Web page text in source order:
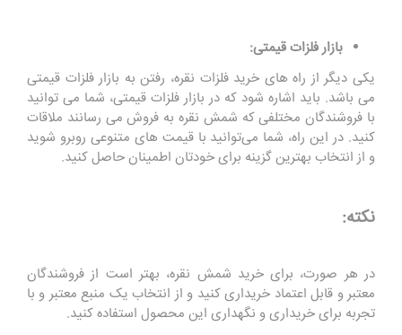
بازار فلزات قیمتی:
یکی دیگر از راه های خرید فلزات نقره، رفتن به بازار فلزات قیمتی
می باشد. باید اشاره شود که در بازار فلزات قیمتی، شما می ‌توانید
با فروشندگان مختلفی که شمش نقره به فروش می ‌رسانند ملاقات
کنید. در این راه، شما می‌توانید با قیمت‌ های متنوعی روبرو شوید
و از انتخاب بهترین گزینه برای خودتان اطمینان حاصل کنید.
نکته:
در هر صورت، برای خرید شمش نقره، بهتر است از فروشندگان
معتبر و قابل اعتماد خریداری کنید و از انتخاب یک منبع معتبر و با
تجربه برای خریداری و نگهداری این محصول استفاده کنید.